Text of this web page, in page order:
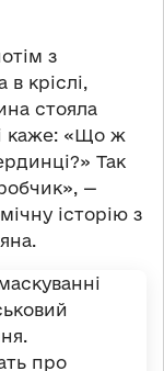
з
в кріслі,
стояла
каже: «Що ж
Так
—
історію з